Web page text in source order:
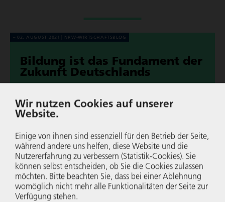
02. AUGUST 2021 NRW-WIRT­SCHAFTS­BLOG
Bildung ist das Fundament der
Zukunft Deutsch­lands
Wiese, sieht im NRW-Wirt­schafts­blog in der Bildung eine
wichtige Her­aus­for­de­rung der Zukunft.
Wei­ter­le­sen
Wir nutzen Cookies auf unserer
Website.
Einige von ihnen sind essenziell für den Betrieb der Seite,
während andere uns helfen, diese Website und die
Nutzer­er­fah­rung zu verbessern (Statistik-Cookies). Sie
können selbst entscheiden, ob Sie die Cookies zulassen
möchten. Bitte beachten Sie, dass bei einer Ablehnung
womöglich nicht mehr alle Funk­tio­na­li­täten der Seite zur
Verfügung stehen.